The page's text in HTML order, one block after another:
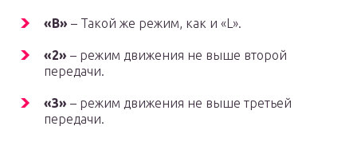
«B» – Такой же режим, как и «L».
«2» – режим движения не выше второй
передачи.
«3» – режим движения не выше третьей
передачи.